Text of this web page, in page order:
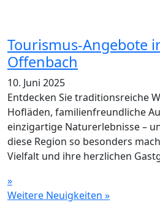
Tourismus-Angebote
Offenbach
10. Juni 2025
Entdecken Sie traditionsreiche
Hofläden, familienfreundliche
einzigartige Naturerlebnisse –
diese Region so besonders
Vielfalt und ihre herzlichen
»
Weitere Neuigkeiten »